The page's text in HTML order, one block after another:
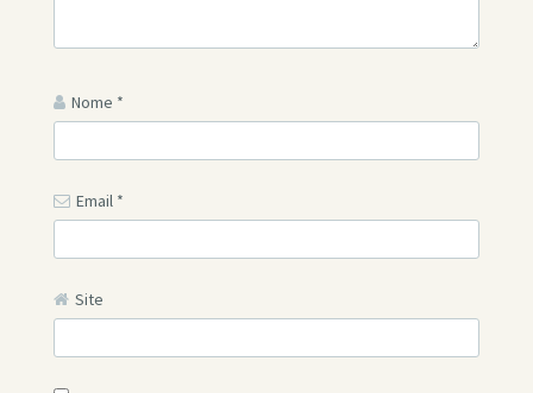
Nome *
Email *
Site